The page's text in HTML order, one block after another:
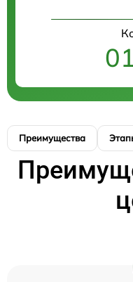
Преимущества